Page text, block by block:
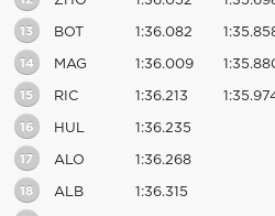
13 BOT 1:36.082
14 MAG 1:36.009
15 RIC 1:36.213
16 HUL 1:36.235
17 ALO 1:36.268
18 ALB 1:36.315